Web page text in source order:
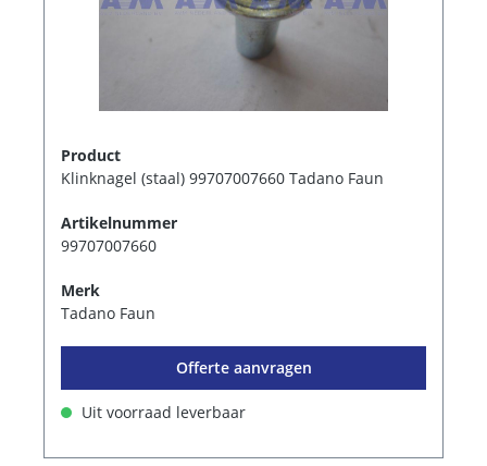
Product
Klinknagel (staal) 99707007660 Tadano Faun
Artikelnummer
99707007660
Merk
Tadano Faun
Offerte aanvragen
Uit voorraad leverbaar